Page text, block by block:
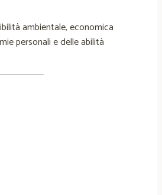
ambientale, economica
personali e delle abilità